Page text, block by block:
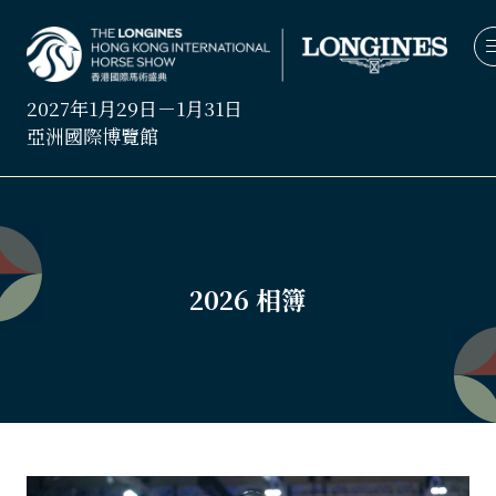
2027年1月29日－1月31日
亞洲國際博覽館
2026 相簿